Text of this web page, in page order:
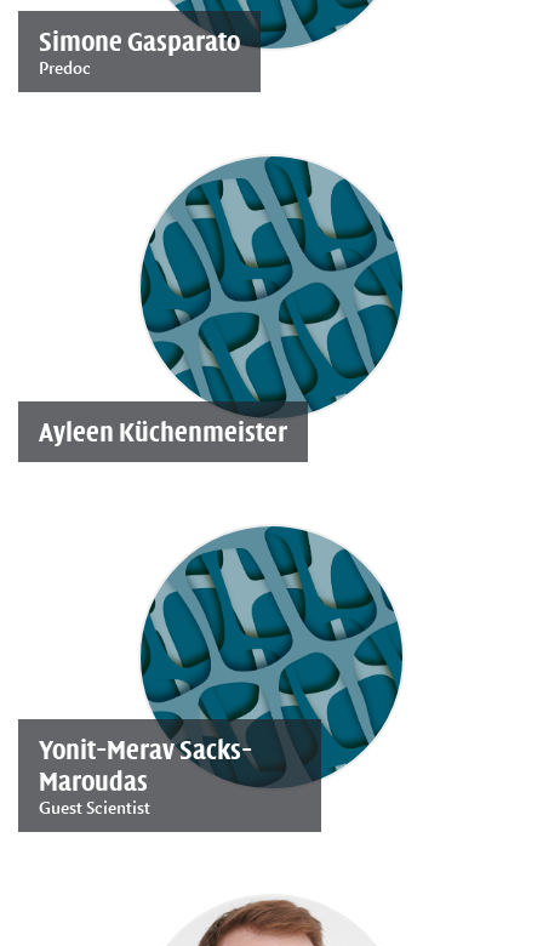
Simone Gasparato
Predoc
Ayleen Küchenmeister
Yonit-Merav Sacks-
Maroudas
Guest Scientist